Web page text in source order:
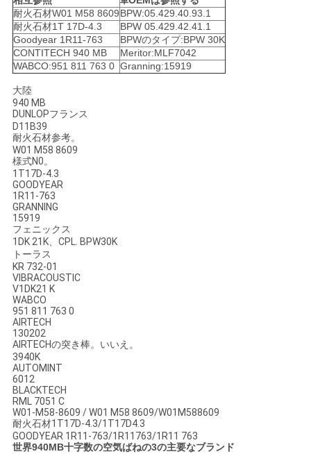
い
地
図
PRIVACY
POLICY
耐火石材W01 M58 8609BPW:05.429.40.93.1
耐火石材1T 17D-4.3
BPW 05.429.42.41.1
Goodyear 1R11-763
BPWのタイプ:BPW 30K
CONTITECH 940 MB
Meritor:MLF7042
WABCO:951 811 763 0 Granning:15919
大陸
940 MB
DUNLOPフランス
D11B39
耐火石材参考。
W01 M58 8609
様式N0。
1T17D-4.3
GOODYEAR
1R11-763
GRANNING
15919
フェニックス
1DK 21K、CPL. BPW30K
トーラス
KR 732-01
VIBRACOUSTIC
V1DK21 K
WABCO
951 811 763 0
AIRTECH
130202
AIRTECHの突き棒。いいえ。
3940K
AUTOMINT
6012
BLACKTECH
RML 7051 C
W01-M58-8609 / W01 M58 8609/W01M588609
耐火石材1T17D-4.3/1T17D4.3
GOODYEAR 1R11-763/1R11763/1R11 763
世界940MB十字数の空気ばねの3の主要なブランド